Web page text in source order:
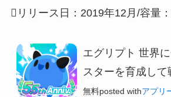
リリース日：2019年12月/容量
エグリプト 世界
スターを育成して
無料posted withアプリ